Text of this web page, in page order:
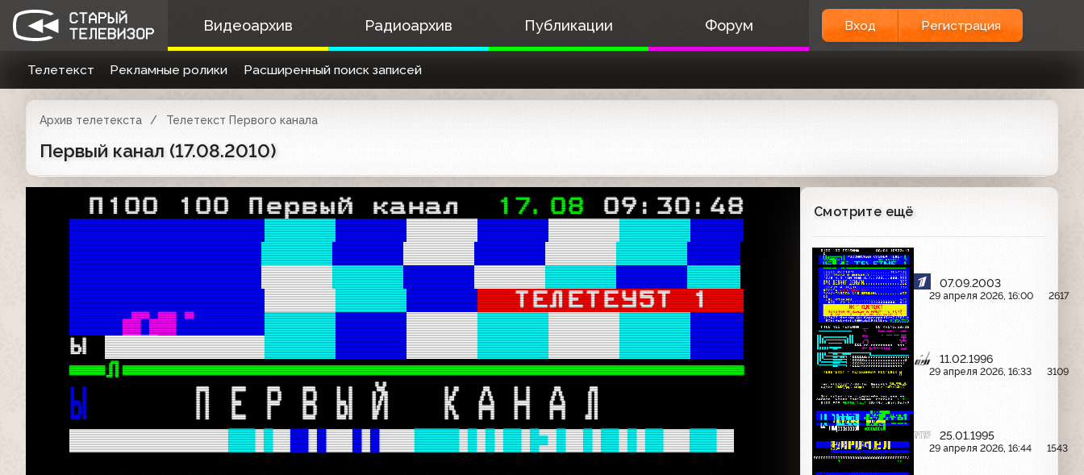
Видеоархив Радиоархив Публикации Форум Вход Регистрация
Телетекст Рекламные ролики Расширенный поиск записей
Архив телетекста Телетекст Первого канала
Первый канал (17.08.2010)
   П100 100 Первый канал
17.08
09:30:48
В
    пэ
В пэВ■7
В Вьх■"
В х7ч7
ТЕЛЕТЕУ5Т 1
В 
  Ы
Я
Л
Ы
     П Е Р В Ы Й   К А Н А Л
-■й 5■■   
Смотрите ещё
07.09.2003
29 апреля 2026, 16:00 2617
11.02.1996
29 апреля 2026, 16:33 3109
25.01.1995
29 апреля 2026, 16:44 1543